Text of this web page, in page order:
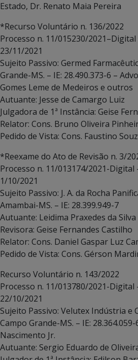
Estado, Dr. Renato Maia Pereira
*Recurso Voluntário n. 136/2022
Processo n. 11/015230/2021–Digital
23/11/2021
Sujeito Passivo: Germed
Grande-MS. – IE: 28.490.373-6 –
Gomes Leme de Medeiros e outros
Autuante: Jesse de Camargo Luiz
Julgadora de 1ª Instância: Geise
Relator: Cons. Bruno Oliveira
Pedido de Vista: Cons. Faustino
*Reexame do Ato de Revisão n. 3/
Processo n. 11/013174/2021-Digital
1/10/2021
Sujeito Passivo: J. A. da Rocha
Amambai-MS. – IE: 28.399.949-7
Autuante: Leidima Praxedes da Silva
Revisora: Geise Fernandes Castilho
Relator: Cons. Daniel Gaspar Luz
Pedido de Vista: Cons. Gérson
Recurso Voluntário n. 143/2022
Processo n. 11/013780/2021-Digital
22/10/2021
Sujeito Passivo: Velutex Indústria e
Campo Grande-MS. – IE:
Nascimento Jr.
Autuante: Sergio Eduardo de